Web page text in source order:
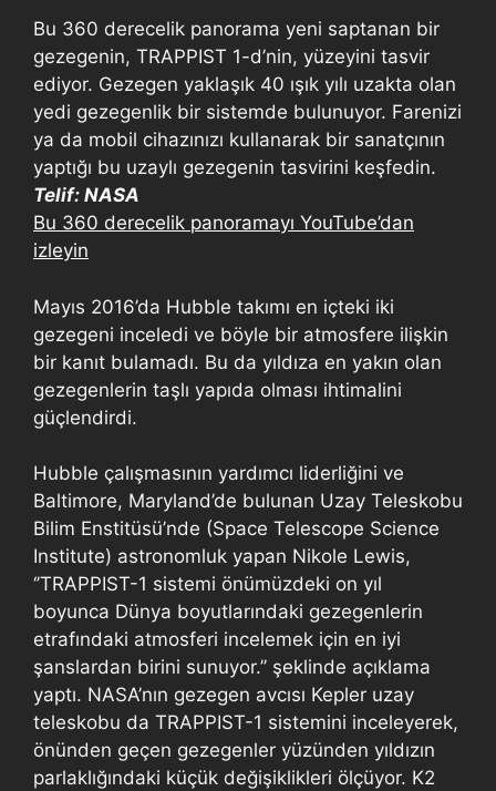
Bu 360 derecelik panorama yeni saptanan bir
gezegenin, TRAPPIST 1-d’nin, yüzeyini tasvir
ediyor. Gezegen yaklaşık 40 ışık yılı uzakta olan
yedi gezegenlik bir sistemde bulunuyor. Farenizi
ya da mobil cihazınızı kullanarak bir sanatçının
yaptığı bu uzaylı gezegenin tasvirini keşfedin.
Telif: NASA
Bu 360 derecelik panoramayı YouTube’dan
izleyin
Mayıs 2016’da Hubble takımı en içteki iki
gezegeni inceledi ve böyle bir atmosfere ilişkin
bir kanıt bulamadı. Bu da yıldıza en yakın olan
gezegenlerin taşlı yapıda olması ihtimalini
güçlendirdi.
Hubble çalışmasının yardımcı liderliğini ve
Baltimore, Maryland’de bulunan Uzay Teleskobu
Bilim Enstitüsü’nde (Space Telescope Science
Institute) astronomluk yapan Nikole Lewis,
‘’TRAPPIST-1 sistemi önümüzdeki on yıl
boyunca Dünya boyutlarındaki gezegenlerin
etrafındaki atmosferi incelemek için en iyi
şanslardan birini sunuyor.’’ şeklinde açıklama
yaptı. NASA’nın gezegen avcısı Kepler uzay
teleskobu da TRAPPIST-1 sistemini inceleyerek,
önünden geçen gezegenler yüzünden yıldızın
parlaklığındaki küçük değişiklikleri ölçüyor. K2